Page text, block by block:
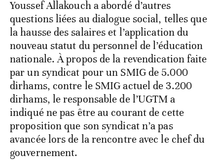
Youssef Allakouch a abordé d’autres
questions liées au dialogue social, telles que
la hausse des salaires et l’application du
nouveau statut du personnel de l’éducation
nationale. À propos de la revendication faite
par un syndicat pour un SMIG de 5.000
dirhams, contre le SMIG actuel de 3.200
dirhams, le responsable de l’UGTM a
indiqué ne pas être au courant de cette
proposition que son syndicat n’a pas
avancée lors de la rencontre avec le chef du
gouvernement.